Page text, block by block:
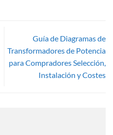
Guía de Diagramas de
Transformadores de Potencia
para Compradores Selección,
Instalación y Costes